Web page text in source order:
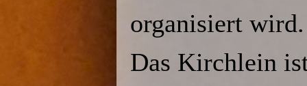
organisiert wird.
Das Kirchlein